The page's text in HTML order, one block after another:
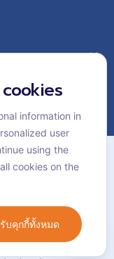
Hospital
Accredited
information in
user
using the
cookies on the
บคุกกี้ทั้งหมด